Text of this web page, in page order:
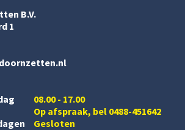
B.V.
1
08.00 - 17.00
Op afspraak, bel 0488-451642
Gesloten